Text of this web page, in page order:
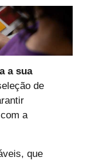
a sua
de
a
que